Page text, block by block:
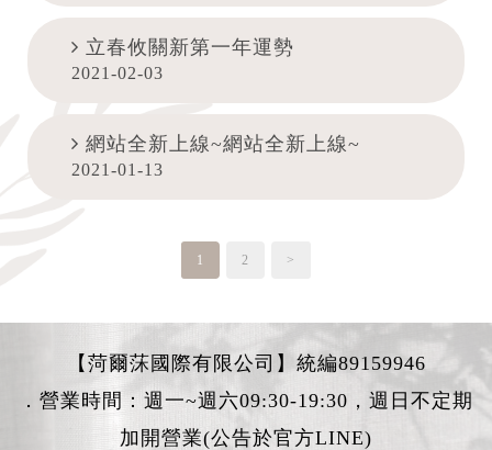
立春攸關新第一年運勢
2021-02-03
網站全新上線~網站全新上線~
2021-01-13
1 2 >
【菏爾莯國際有限公司】統編89159946
．營業時間：週一~週六09:30-19:30，週日不定期
加開營業(公告於官方LINE)